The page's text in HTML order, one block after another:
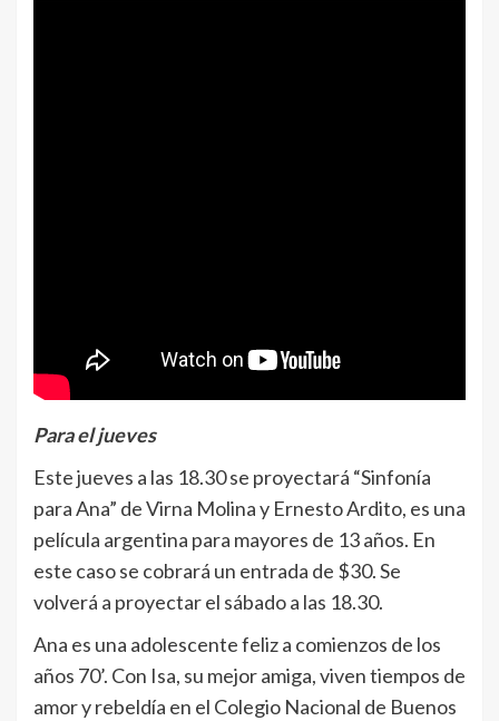
Para el jueves
Este jueves a las 18.30 se proyectará “Sinfonía
para Ana” de Virna Molina y Ernesto Ardito, es una
película argentina para mayores de 13 años. En
este caso se cobrará un entrada de $30. Se
volverá a proyectar el sábado a las 18.30.
Ana es una adolescente feliz a comienzos de los
años 70’. Con Isa, su mejor amiga, viven tiempos de
amor y rebeldía en el Colegio Nacional de Buenos